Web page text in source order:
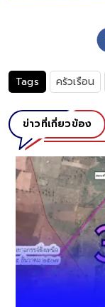
Tags ครัวเรือน
ข่าวที่เกี่ยวข้อง